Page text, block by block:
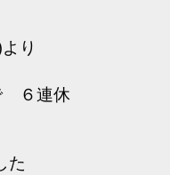
り
６連休
た